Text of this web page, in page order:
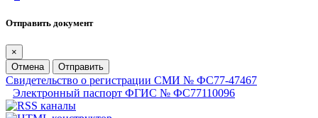
Отправить документ
×
Отмена
Отправить
Свидетельство о регистрации СМИ № ФС77-47467
Электронный паспорт ФГИС № ФС77110096